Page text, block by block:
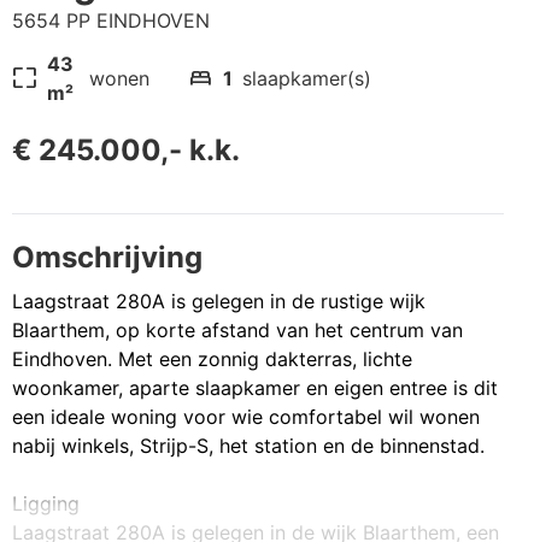
5654 PP EINDHOVEN
pageless 43
m²
wonen bed 1 slaapkamer(s)
€ 245.000,- k.k.
Omschrijving
Laagstraat 280A is gelegen in de rustige wijk
Blaarthem, op korte afstand van het centrum van
Eindhoven. Met een zonnig dakterras, lichte
woonkamer, aparte slaapkamer en eigen entree is dit
een ideale woning voor wie comfortabel wil wonen
nabij winkels, Strijp-S, het station en de binnenstad.
Ligging
Laagstraat 280A is gelegen in de wijk Blaarthem, een